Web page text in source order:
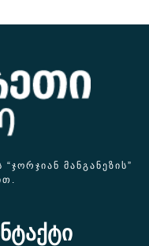
ᲛᲐᲜᲒᲐᲜᲔᲖᲘᲡ”